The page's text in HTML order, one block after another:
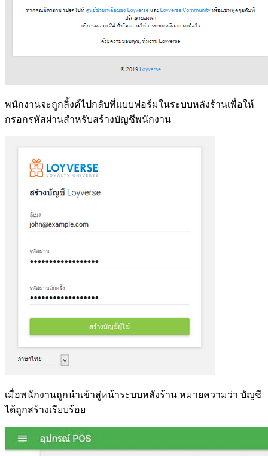
พนักงานจะถูกลิ้งค์ไปกลับที่แบบฟอร์มในระบบหลังร้านเพื่อให้
กรอกรหัสผ่านสำหรับสร้างบัญชีพนักงาน
เมื่อพนักงานถูกนำเข้าสู่หน้าระบบหลังร้าน หมายความว่า บัญชี
ได้ถูกสร้างเรียบร้อย